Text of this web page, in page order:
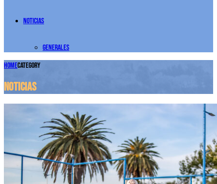
Noticias
Generales
HomeCategory
Noticias